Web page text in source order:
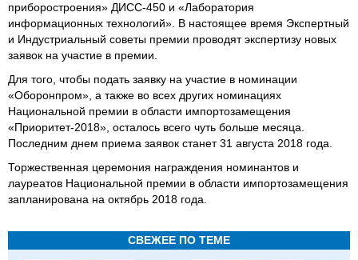
приборостроения» ДИСС-450 и «Лаборатория
информационных технологий». В настоящее время Экспертный
и Индустриальный советы премии проводят экспертизу новых
заявок на участие в премии.
Для того, чтобы подать заявку на участие в номинации
«Оборонпром», а также во всех других номинациях
Национальной премии в области импортозамещения
«Приоритет-2018», осталось всего чуть больше месяца.
Последним днем приема заявок станет 31 августа 2018 года.
Торжественная церемония награждения номинантов и
лауреатов Национальной премии в области импортозамещения
запланирована на октябрь 2018 года.
СВЕЖЕЕ ПО ТЕМЕ